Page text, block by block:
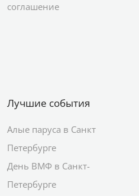
соглашение
Лучшие события
Алые паруса в Санкт
Петербурге
День ВМФ в Санкт-
Петербурге